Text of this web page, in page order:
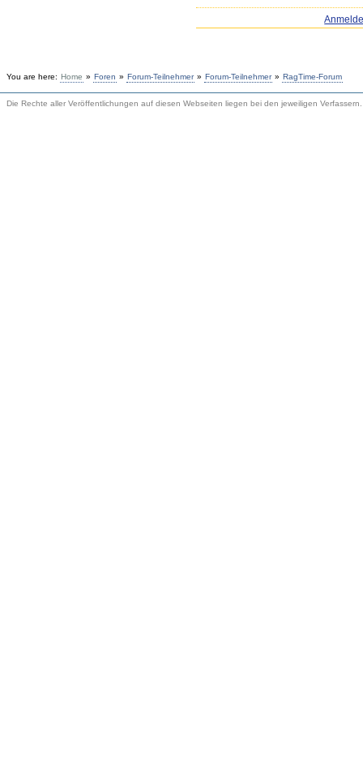
You are here: Home » Foren » Forum-Teilnehmer » Forum-Teilnehmer » RagTime-Forum
Die Rechte aller Veröffentlichungen auf diesen Webseiten liegen bei den jeweiligen